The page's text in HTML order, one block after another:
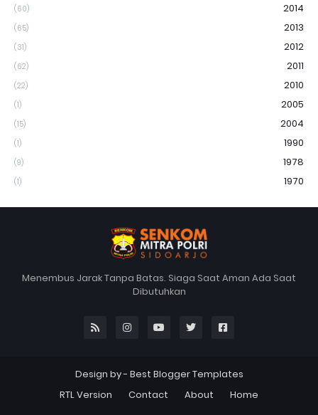
2014
(60)
2013
(65)
2012
(31)
2011
(62)
2010
(22)
2005
(1)
2004
(15)
1990
(1)
1978
(9)
1970
(1)
Menembus Jarak Tanpa Batas. Siaga Saat Aman Ada Saat
Dibutuhkan
Design by - Best Blogger Templates
Home
About
Contact
RTL Version